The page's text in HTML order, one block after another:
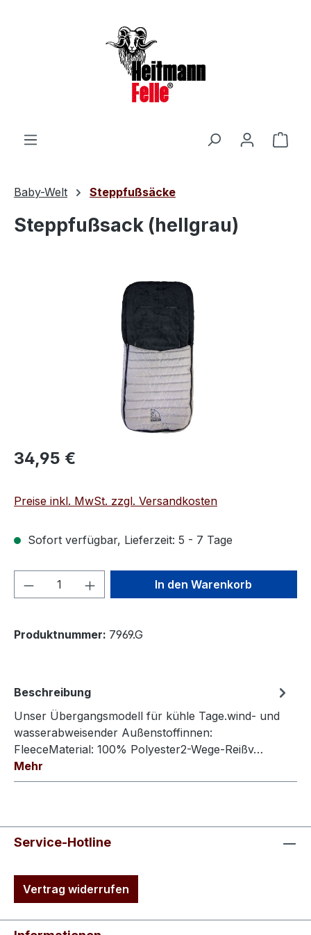
Baby-Welt Steppfußsäcke
Steppfußsack (hellgrau)
Bildergalerie überspringen
Regulärer Preis:
34,95 €
Preise inkl. MwSt. zzgl. Versandkosten
Sofort verfügbar, Lieferzeit: 5 - 7 Tage
Produkt Anzahl: Gib denIn den Warenkorb
Produktnummer: 7969.G
Beschreibung
Unser Übergangsmodell für kühle Tage.wind- und
wasserabweisender Außenstoffinnen:
FleeceMaterial: 100% Polyester2-Wege-Reißv…
Mehr
Service-Hotline
Vertrag widerrufen